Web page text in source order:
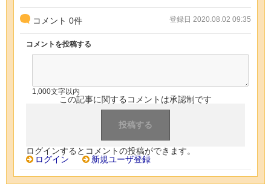
コメント 0件 登録日 2020.08.02 09:35
コメントを投稿する
1,000文字以内
この記事に関するコメントは承認制です
ログインするとコメントの投稿ができます。
ログイン
新規ユーザ登録